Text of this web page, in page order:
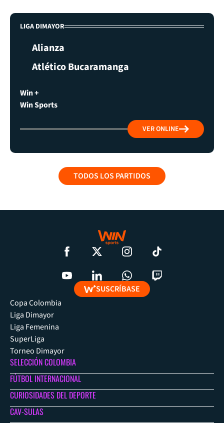
LIGA DIMAYOR
Alianza
Atlético Bucaramanga
Win +
Win Sports
VER ONLINE
TODOS LOS PARTIDOS
SUSCRÍBASE
Copa Colombia
Liga Dimayor
Liga Femenina
SuperLiga
Torneo Dimayor
SELECCIÓN COLOMBIA
FÚTBOL INTERNACIONAL
CURIOSIDADES DEL DEPORTE
CAV-SULAS